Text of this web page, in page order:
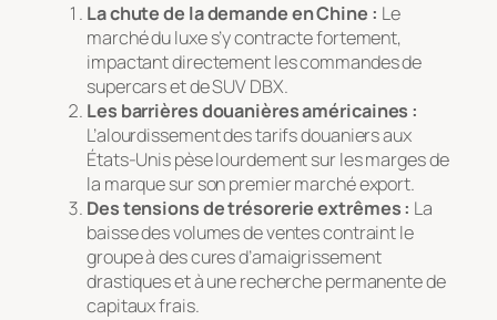
La chute de la demande en Chine : Le
marché du luxe s’y contracte fortement,
impactant directement les commandes de
supercars et de SUV DBX.
Les barrières douanières américaines :
L’alourdissement des tarifs douaniers aux
États-Unis pèse lourdement sur les marges de
la marque sur son premier marché export.
Des tensions de trésorerie extrêmes : La
baisse des volumes de ventes contraint le
groupe à des cures d’amaigrissement
drastiques et à une recherche permanente de
capitaux frais.